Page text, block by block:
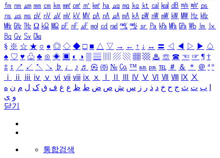
㎙ ㎚ ㎛ ㎜ ㎝ ㎞ ㎟ ㎠ ㎡ ㎢ ㏊ ㎍ ㎎ ㎏ ㏏ ㎈ ㎉ ㏈ ㎧ ㎨ ㎰
㎱ ㎲ ㎳ ㎴ ㎵ ㎶ ㎷ ㎸ ㎹ ㎀ ㎁ ㎂ ㎃ ㎄ ㎺ ㎻ ㎽ ㎾ ㎿ ㎐ ㎑
㎒ ㎓ ㎔ Ω ㏀ ㏁ ㎊ ㎋ ㎌ ㏖ ㏅ ㎭ ㎮ ㎯ ㏛ ㎩ ㎪ ㎫ ㎬ ㏝ ㏐
㏓
㏃ ㏉ ㏜ ㏆
§ ※ ☆ ★ ○ ● ◎ ◇ ◆ □ ■ △ ▽ → ← ↑ ↓ ↔ 〓 ◁ ◀ ▷ ▶ ♤
♠ ♡ ♥ ♧ ♣ ⊙ ◈ ▣ ◐ ◑ ▒ ▤ ▨ ▧ ▦ ▩ ♨ ☏ ☎ ☜ ☞ ¶ †
‡ ↕ ↗ ↙ ↖ ↘ ♭ ♩ ♪ ♬ ㉿ ㈜ № ㏇ ™ ㏂ ㏘ ℡ ＃ ＆ ＊ ＠ ª º
ⅰ
ⅱ ⅲ ⅳ ⅴ ⅵ ⅶ ⅷ ⅸ ⅹ Ⅳ Ⅴ Ⅵ Ⅶ Ⅷ Ⅸ Ⅹ
ب ت ث ج ح خ د ذ ر ز س ش ص ض ط ظ ع غ ف ق ک ل م ن ه
و ی
닫기
통합검색